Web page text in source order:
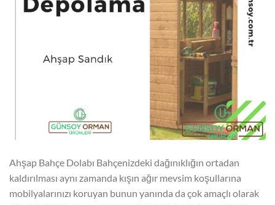
Ahşap Bahçe Dolabı Bahçenizdeki dağınıklığın ortadan
kaldırılması aynı zamanda kışın ağır mevsim koşullarına
mobilyalarınızı koruyan bunun yanında da çok amaçlı olarak